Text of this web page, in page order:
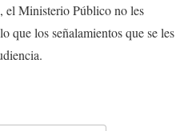
el Ministerio Público no les
que los señalamientos que se les